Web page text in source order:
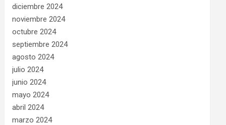
diciembre 2024
noviembre 2024
octubre 2024
septiembre 2024
agosto 2024
julio 2024
junio 2024
mayo 2024
abril 2024
marzo 2024